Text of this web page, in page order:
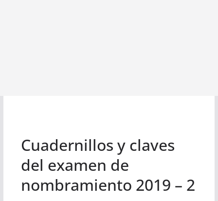
Cuadernillos y claves
del examen de
nombramiento 2019 – 2